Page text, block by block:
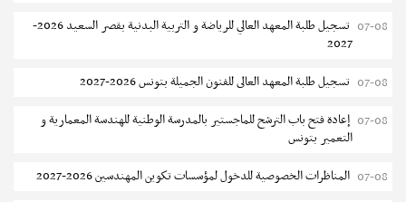
07-08
تسجيل طلبة المعهد العالي للرياضة و التربية البدنية بقصر السعيد 2026-
2027
07-08 تسجيل طلبة المعهد العالى للفنون الجميلة بتونس 2026-2027
07-08 إعادة فتح باب الترشح للماجستير بالمدرسة الوطنية للهندسة المعمارية و
التعمير بتونس
07-08 المناظرات الخصوصية للدخول لمؤسسات تكوين المهندسين 2026-2027